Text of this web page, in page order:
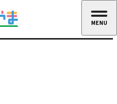
MENU